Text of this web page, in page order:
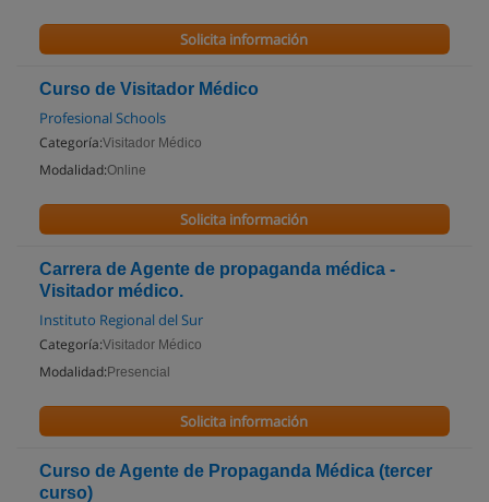
Solicita información
Curso de Visitador Médico
Profesional Schools
Categoría:Visitador Médico
Modalidad:Online
Solicita información
Carrera de Agente de propaganda médica -
Visitador médico.
Instituto Regional del Sur
Categoría:Visitador Médico
Modalidad: Presencial
Solicita información
Curso de Agente de Propaganda Médica (tercer
curso)